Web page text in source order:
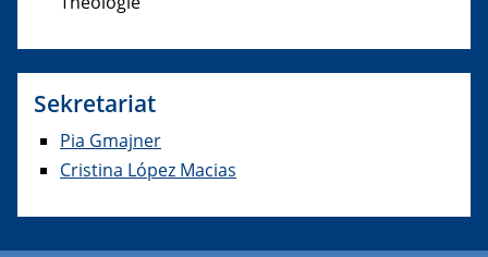
Sekretariat
Pia Gmajner
Cristina López Macias